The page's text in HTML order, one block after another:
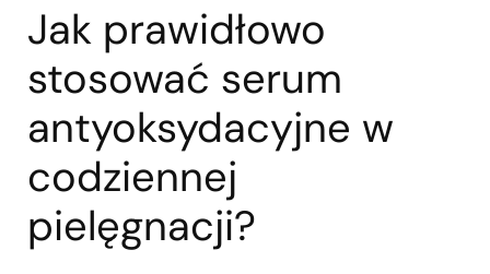
Jak prawidłowo
stosować serum
antyoksydacyjne w
codziennej
pielęgnacji?